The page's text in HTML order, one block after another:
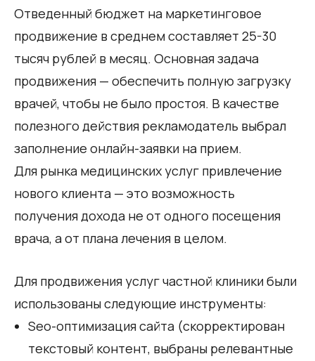
Отведенный бюджет на маркетинговое
продвижение в среднем составляет 25-30
тысяч рублей в месяц. Основная задача
продвижения — обеспечить полную загрузку
врачей, чтобы не было простоя. В качестве
полезного действия рекламодатель выбрал
заполнение онлайн-заявки на прием.
Для рынка медицинских услуг привлечение
нового клиента — это возможность
получения дохода не от одного посещения
врача, а от плана лечения в целом.
Для продвижения услуг частной клиники были
использованы следующие инструменты:
Seo-оптимизация сайта (скорректирован
текстовый контент, выбраны релевантные